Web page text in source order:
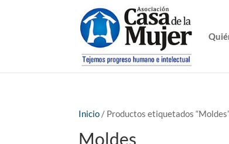
Inicio / Productos etiquetados
Moldes